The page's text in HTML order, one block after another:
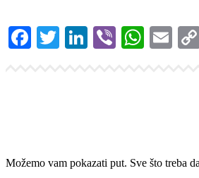
Facebook
TwitterLinkedIn
Viber
Možemo vam pokazati put. Sve što treba